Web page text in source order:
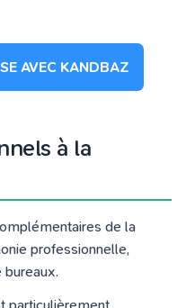
AVEC KANDBAZ
à la
de la
professionnelle,